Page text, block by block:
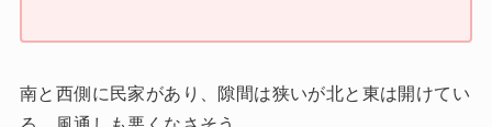
南と西側に民家があり、隙間は狭いが北と東は開けてい